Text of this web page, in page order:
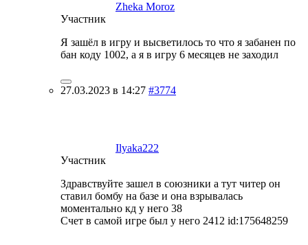
Zheka Moroz
Участник
Я зашёл в игру и высветилось то что я забанен по
бан коду 1002, а я в игру 6 месяцев не заходил
27.03.2023 в 14:27 #3774
Ilyaka222
Участник
Здравствуйте зашел в союзники а тут читер он
ставил бомбу на базе и она взрывалась
моментально кд у него 38
Счет в самой игре был у него 2412 id:175648259